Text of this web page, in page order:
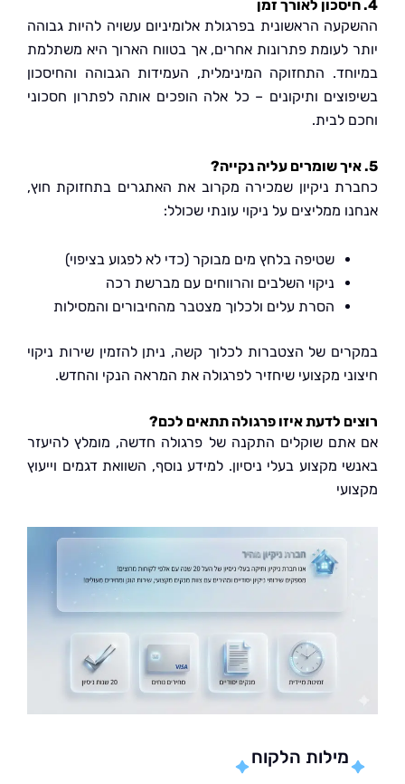
הראשונית בפרגולת אלומיניום עשויה להיות גבוהה
לעומת פתרונות אחרים, אך בטווח הארוך היא משתלמת
התחזוקה המינימלית, העמידות הגבוהה והחיסכון
ותיקונים – כל אלה הופכים אותה לפתרון חסכוני
לבית.
ניקיון שמכירה מקרוב את האתגרים בתחזוקת חוץ,
ממליצים על ניקוי עונתי שכולל:
שטיפה בלחץ מים מבוקר (כדי לא לפגוע בציפוי)
ניקוי השלבים והרווחים עם מברשת רכה
הסרת עלים ולכלוך מצטבר מהחיבורים והמסילות
של הצטברות לכלוך קשה, ניתן להזמין שירות ניקוי
מקצועי שיחזיר לפרגולה את המראה הנקי והחדש.
לדעת איזו פרגולה תתאים לכם?
שוקלים התקנה של פרגולה חדשה, מומלץ להיעזר
מקצוע בעלי ניסיון. למידע נוסף, השוואת דגמים וייעוץ
מילות הלקוח